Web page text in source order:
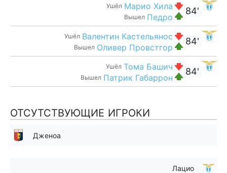
84'
Ушёл Марио Хила
Вышел Педро
84'
Ушёл Валентин Кастельянос
Вышел Оливер Провстгор
84'
Ушёл Тома Башич
Вышел Патрик Габаррон
ОТСУТСТВУЮЩИЕ ИГРОКИ
Дженоа
Лацио